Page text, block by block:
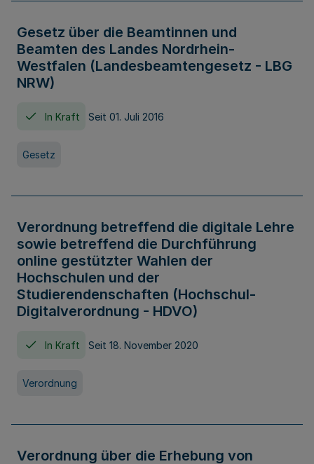
Gesetz über die Beamtinnen und
Beamten des Landes Nordrhein-
Westfalen (Landesbeamtengesetz - LBG
NRW)
In Kraft Seit 01. Juli 2016
Gesetz
Verordnung betreffend die digitale Lehre
sowie betreffend die Durchführung
online gestützter Wahlen der
Hochschulen und der
Studierendenschaften (Hochschul-
Digitalverordnung - HDVO)
In Kraft Seit 18. November 2020
Verordnung
Verordnung über die Erhebung von